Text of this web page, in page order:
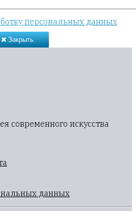
персональных данных
Закрыть
современного искусства
данных